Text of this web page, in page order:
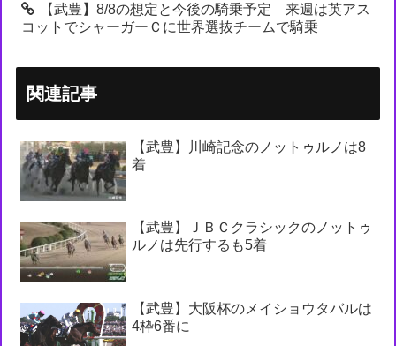
【武豊】8/8の想定と今後の騎乗予定 来週は英アス
コットでシャーガーＣに世界選抜チームで騎乗
関連記事
【武豊】川崎記念のノットゥルノは8
着
【武豊】ＪＢＣクラシックのノットゥ
ルノは先行するも5着
【武豊】大阪杯のメイショウタバルは
4枠6番に